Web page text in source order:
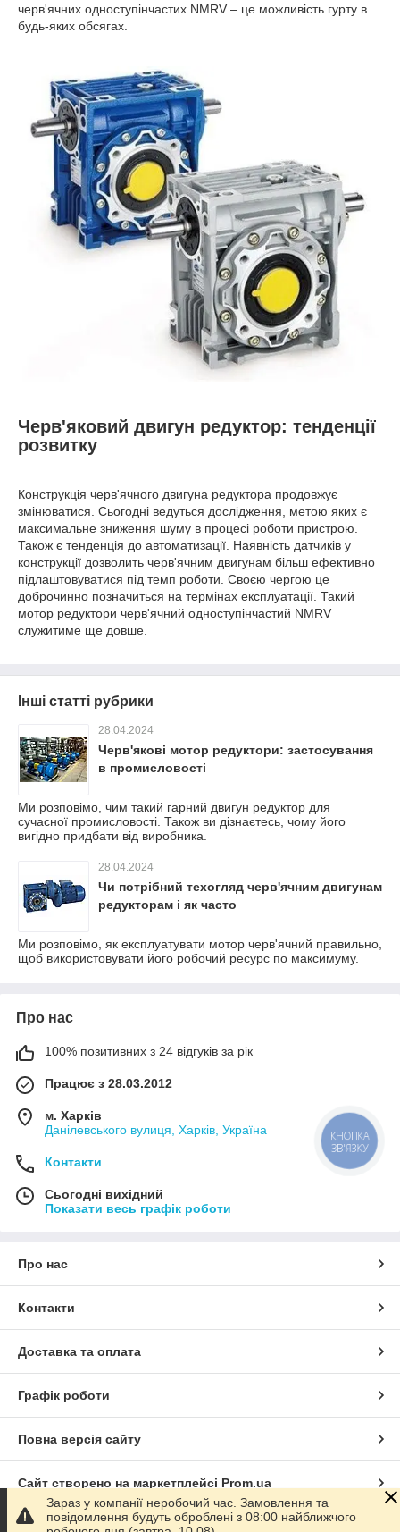
черв'ячних одноступінчастих NMRV – це можливість гурту в
будь-яких обсягах.
Черв'яковий двигун редуктор: тенденції
розвитку
Конструкція черв'ячного двигуна редуктора продовжує
змінюватися. Сьогодні ведуться дослідження, метою яких є
максимальне зниження шуму в процесі роботи пристрою.
Також є тенденція до автоматизації. Наявність датчиків у
конструкції дозволить черв'ячним двигунам більш ефективно
підлаштовуватися під темп роботи. Своєю чергою це
доброчинно позначиться на термінах експлуатації. Такий
мотор редуктори черв'ячний одноступінчастий NMRV
служитиме ще довше.
Інші статті рубрики
28.04.2024
Черв'якові мотор редуктори: застосування
в промисловості
Ми розповімо, чим такий гарний двигун редуктор для
сучасної промисловості. Також ви дізнаєтесь, чому його
вигідно придбати від виробника.
28.04.2024
Чи потрібний техогляд черв'ячним двигунам
редукторам і як часто
Ми розповімо, як експлуатувати мотор черв'ячний правильно,
щоб використовувати його робочий ресурс по максимуму.
Про нас
100% позитивних з 24 відгуків за рік
Працює з 28.03.2012
м. Харків
Данілевського вулиця, Харків, Україна
Контакти
Сьогодні вихідний
Показати весь графік роботи
Про нас
Контакти
Доставка та оплата
Графік роботи
Повна версія сайту
Сайт створено на маркетплейсі Prom.ua
Політика конфіденційності
Зараз у компанії неробочий час. Замовлення та
повідомлення будуть оброблені з 08:00 найближчого
КНОПКА
ЗВ'ЯЗКУ